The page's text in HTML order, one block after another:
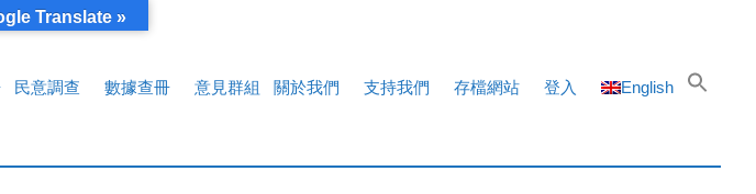
民意調查 數據查冊 意見群組 關於我們 支持我們 存檔網站 登入 English
Translate »